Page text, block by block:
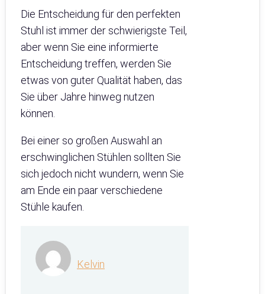
Die Entscheidung für den perfekten
Stuhl ist immer der schwierigste Teil,
aber wenn Sie eine informierte
Entscheidung treffen, werden Sie
etwas von guter Qualität haben, das
Sie über Jahre hinweg nutzen
können.
Bei einer so großen Auswahl an
erschwinglichen Stühlen sollten Sie
sich jedoch nicht wundern, wenn Sie
am Ende ein paar verschiedene
Stühle kaufen.
Kelvin